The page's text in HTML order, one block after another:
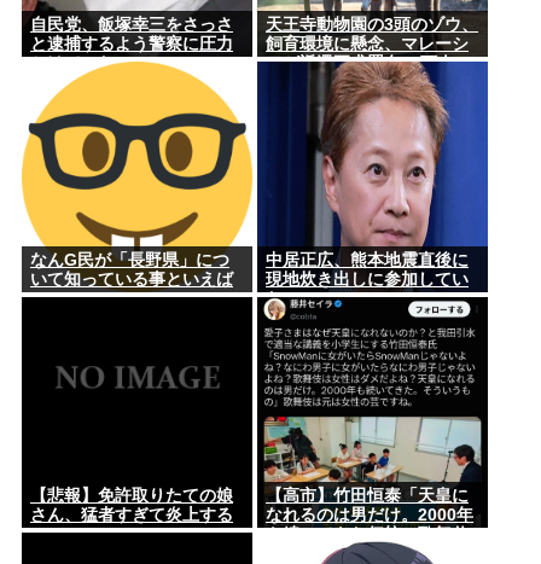
自民党、飯塚幸三をさっさ
と逮捕するよう警察に圧力
かけていたwww
天王寺動物園の3頭のゾウ、
飼育環境に懸念、マレーシ
アが返還要求署名17万人。
酷すぎる日本の動物園
なんG民が「長野県」につ
いて知っている事といえば
www
中居正広、熊本地震直後に
現地炊き出しに参加してい
た
【悲報】免許取りたての娘
さん、猛者すぎて炎上する
www
【高市】竹田恒泰「天皇に
なれるのは男だけ。2000年
も女は駄目だよね？」